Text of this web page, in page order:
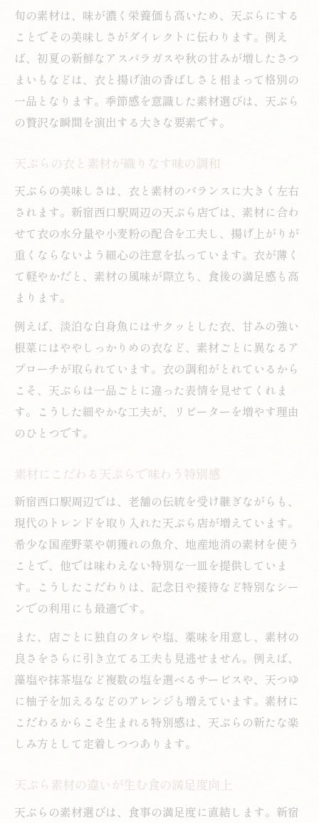
旬の素材は、味が濃く栄養価も高いため、天ぷらにする
ことでその美味しさがダイレクトに伝わります。例え
ば、初夏の新鮮なアスパラガスや秋の甘みが増したさつ
まいもなどは、衣と揚げ油の香ばしさと相まって格別の
一品となります。季節感を意識した素材選びは、天ぷら
の贅沢な瞬間を演出する大きな要素です。
天ぷらの衣と素材が織りなす味の調和
天ぷらの美味しさは、衣と素材のバランスに大きく左右
されます。新宿西口駅周辺の天ぷら店では、素材に合わ
せて衣の水分量や小麦粉の配合を工夫し、揚げ上がりが
重くならないよう細心の注意を払っています。衣が薄く
て軽やかだと、素材の風味が際立ち、食後の満足感も高
まります。
例えば、淡泊な白身魚にはサクッとした衣、甘みの強い
根菜にはややしっかりめの衣など、素材ごとに異なるア
プローチが取られています。衣の調和がとれているから
こそ、天ぷらは一品ごとに違った表情を見せてくれま
す。こうした細やかな工夫が、リピーターを増やす理由
のひとつです。
素材にこだわる天ぷらで味わう特別感
新宿西口駅周辺では、老舗の伝統を受け継ぎながらも、
現代のトレンドを取り入れた天ぷら店が増えています。
希少な国産野菜や朝獲れの魚介、地産地消の素材を使う
ことで、他では味わえない特別な一皿を提供していま
す。こうしたこだわりは、記念日や接待など特別なシー
ンでの利用にも最適です。
また、店ごとに独自のタレや塩、薬味を用意し、素材の
良さをさらに引き立てる工夫も見逃せません。例えば、
藻塩や抹茶塩など複数の塩を選べるサービスや、天つゆ
に柚子を加えるなどのアレンジも増えています。素材に
こだわるからこそ生まれる特別感は、天ぷらの新たな楽
しみ方として定着しつつあります。
天ぷら素材の違いが生む食の満足度向上
天ぷらの素材選びは、食事の満足度に直結します。新宿